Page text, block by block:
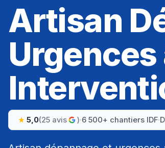
Artisan
Urgences
5,0(25 avis )·6 500+ chantiers IDF·